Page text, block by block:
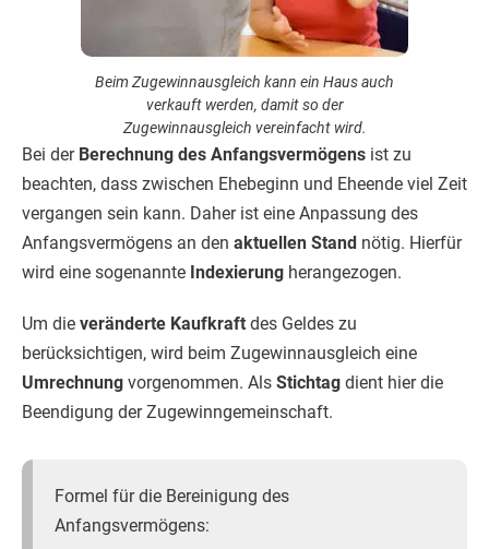
Beim Zugewinnausgleich kann ein Haus auch
verkauft werden, damit so der
Zugewinnausgleich vereinfacht wird.
Bei der Berechnung des Anfangsvermögens ist zu
beachten, dass zwischen Ehebeginn und Eheende viel Zeit
vergangen sein kann. Daher ist eine Anpassung des
Anfangsvermögens an den aktuellen Stand nötig. Hierfür
wird eine sogenannte Indexierung herangezogen.
Um die veränderte Kaufkraft des Geldes zu
berücksichtigen, wird beim Zugewinnausgleich eine
Umrechnung vorgenommen. Als Stichtag dient hier die
Beendigung der Zugewinngemeinschaft.
Formel für die Bereinigung des
Anfangsvermögens: